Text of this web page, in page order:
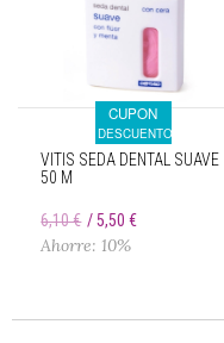
CUPON
DESCUENTO
VITIS SEDA DENTAL SUAVE
50 M
6,10 € 5,50 €
Ahorre: 10%